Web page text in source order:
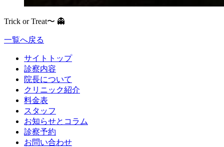
Trick or Treat〜 👻
一覧へ戻る
サイトトップ
診察内容
院長について
クリニック紹介
料金表
スタッフ
お知らせとコラム
診察予約
お問い合わせ